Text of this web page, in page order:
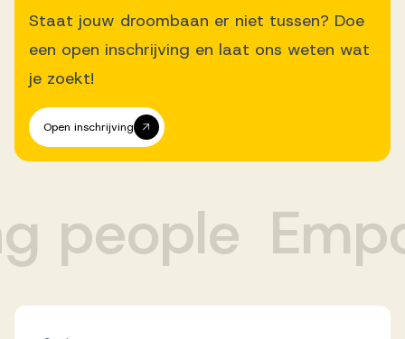
Staat jouw droombaan er niet tussen? Doe
een open inschrijving en laat ons weten wat
je zoekt!
Open inschrijving